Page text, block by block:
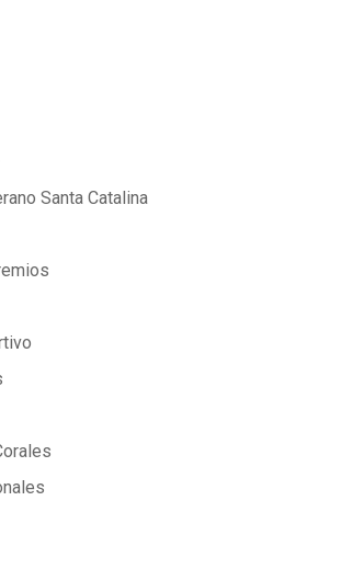
Santa Catalina